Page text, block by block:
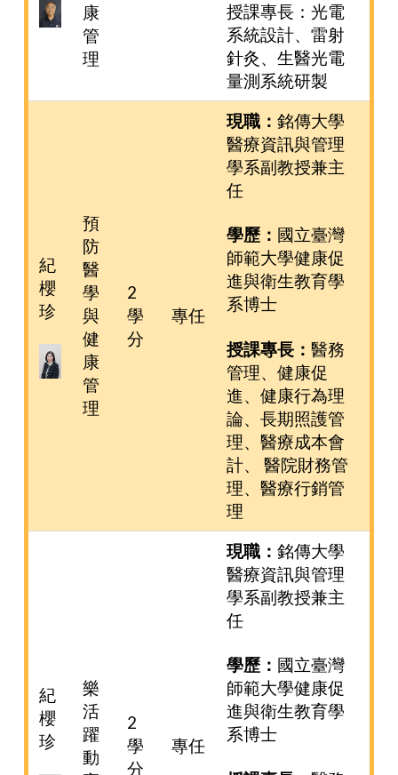
康
管
理
授課專長：光電
系統設計、雷射
針灸、生醫光電
量測系統研製
紀
櫻
珍
預
防
醫
學
與
健
康
管
理
2
學
分
專任
現職： 銘傳大學
醫療資訊與管理
學系副教授兼主
任
學歷： 國立臺灣
師範大學健康促
進與衛生教育學
系博士
授課專長： 醫務
管理、健康促
進、健康行為理
論、長期照護管
理、醫療成本會
計、 醫院財務管
理、醫療行銷管
理
紀
櫻
珍
樂
活
躍
動
2
學
分
專任
現職： 銘傳大學
醫療資訊與管理
學系副教授兼主
任
學歷： 國立臺灣
師範大學健康促
進與衛生教育學
系博士